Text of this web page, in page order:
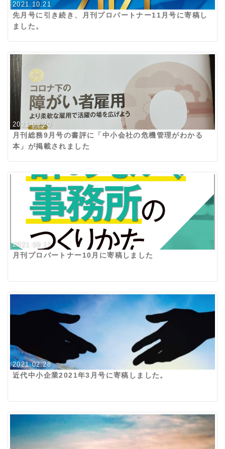
2021.10.21
先月号に引き続き、月刊プロパートナー11月号に寄稿し
ました。
2021.09.20
月刊総務9月号の書評に「中小会社の危機管理がわかる
本」が掲載されました
2021.09.19
月刊プロパートナー10月に寄稿しました
2021.02.28
近代中小企業2021年3月号に寄稿しました。